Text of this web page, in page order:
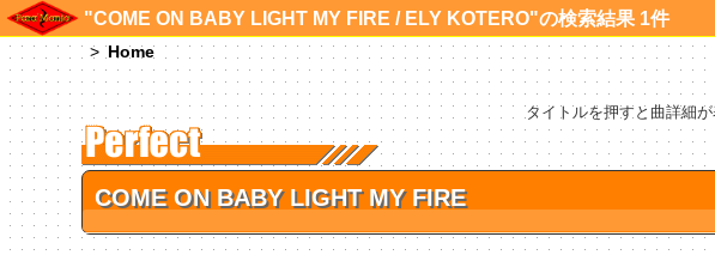
"COME ON BABY LIGHT MY FIRE / ELY KOTERO"の検索結果 1件
Home
タイトルを押すと曲詳細
COME ON BABY LIGHT MY FIRE